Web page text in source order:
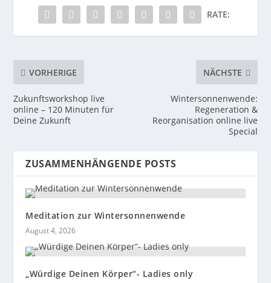
RATE:
VORHERIGE
Zukunftsworkshop live
online – 120 Minuten für
Deine Zukunft
NÄCHSTE
Wintersonnenwende:
Regeneration &
Reorganisation online live
Special
ZUSAMMENHÄNGENDE POSTS
Meditation zur Wintersonnenwende
August 4, 2026
„Würdige Deinen Körper“- Ladies only